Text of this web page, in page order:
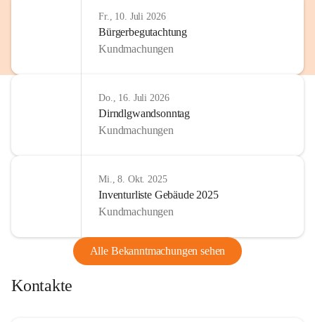
Fr., 10. Juli 2026
Bürgerbegutachtung
Kundmachungen
Do., 16. Juli 2026
Dirndlgwandsonntag
Kundmachungen
Mi., 8. Okt. 2025
Inventurliste Gebäude 2025
Kundmachungen
Alle Bekanntmachungen sehen
Kontakte